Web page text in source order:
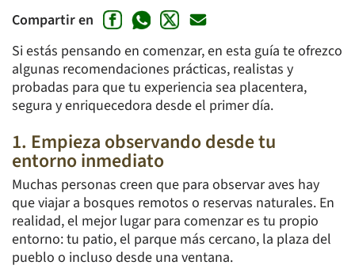
Compartir en
Si estás pensando en comenzar, en esta guía te ofrezco
algunas recomendaciones prácticas, realistas y
probadas para que tu experiencia sea placentera,
segura y enriquecedora desde el primer día.
1. Empieza observando desde tu
entorno inmediato
Muchas personas creen que para observar aves hay
que viajar a bosques remotos o reservas naturales. En
realidad, el mejor lugar para comenzar es tu propio
entorno: tu patio, el parque más cercano, la plaza del
pueblo o incluso desde una ventana.